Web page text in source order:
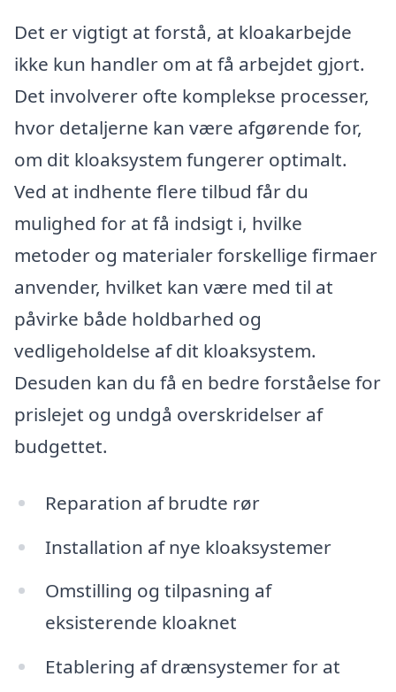
Det er vigtigt at forstå, at kloakarbejde
ikke kun handler om at få arbejdet gjort.
Det involverer ofte komplekse processer,
hvor detaljerne kan være afgørende for,
om dit kloaksystem fungerer optimalt.
Ved at indhente flere tilbud får du
mulighed for at få indsigt i, hvilke
metoder og materialer forskellige firmaer
anvender, hvilket kan være med til at
påvirke både holdbarhed og
vedligeholdelse af dit kloaksystem.
Desuden kan du få en bedre forståelse for
prislejet og undgå overskridelser af
budgettet.
Reparation af brudte rør
Installation af nye kloaksystemer
Omstilling og tilpasning af
eksisterende kloaknet
Etablering af drænsystemer for at